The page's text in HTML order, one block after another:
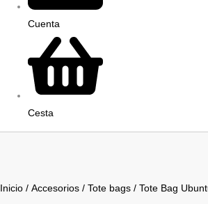
Cuenta
Cesta
Inicio / Accesorios / Tote bags / Tote Bag